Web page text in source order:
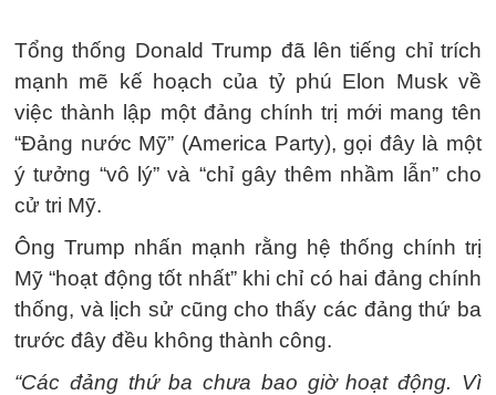
Tổng thống Donald Trump đã lên tiếng chỉ trích
mạnh mẽ kế hoạch của tỷ phú Elon Musk về
việc thành lập một đảng chính trị mới mang tên
“Đảng nước Mỹ” (America Party), gọi đây là một
ý tưởng “vô lý” và “chỉ gây thêm nhầm lẫn” cho
cử tri Mỹ.
Ông Trump nhấn mạnh rằng hệ thống chính trị
Mỹ “hoạt động tốt nhất” khi chỉ có hai đảng chính
thống, và lịch sử cũng cho thấy các đảng thứ ba
trước đây đều không thành công.
“Các đảng thứ ba chưa bao giờ hoạt động. Vì